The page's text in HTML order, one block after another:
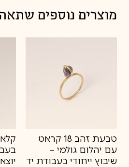
מוצרים נוספים
טבעת זהב 18 קראט
עם יהלום גולמי –
שיבוץ ייחודי בעבודת יד